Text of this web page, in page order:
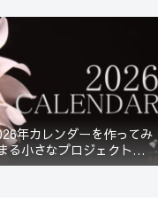
年カレンダーを作ってみ
る小さなプロジェクト【一
灯花】